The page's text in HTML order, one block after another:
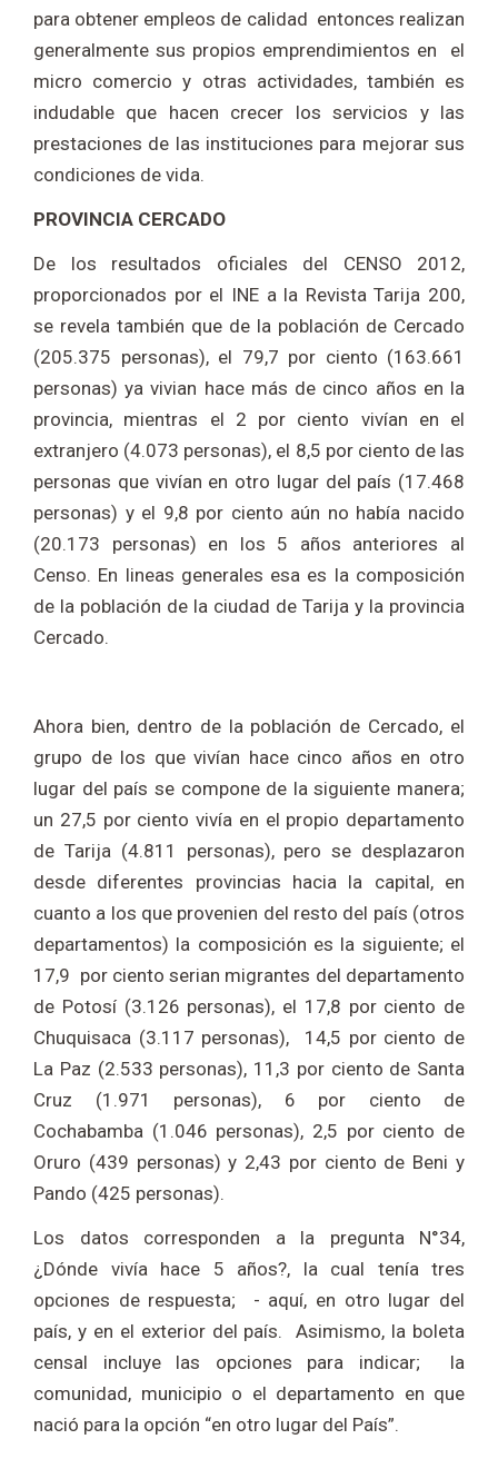
para obtener empleos de calidad entonces realizan
generalmente sus propios emprendimientos en el
micro comercio y otras actividades, también es
indudable que hacen crecer los servicios y las
prestaciones de las instituciones para mejorar sus
condiciones de vida.
PROVINCIA CERCADO
De los resultados oficiales del CENSO 2012,
proporcionados por el INE a la Revista Tarija 200,
se revela también que de la población de Cercado
(205.375 personas), el 79,7 por ciento (163.661
personas) ya vivian hace más de cinco años en la
provincia, mientras el 2 por ciento vivían en el
extranjero (4.073 personas), el 8,5 por ciento de las
personas que vivían en otro lugar del país (17.468
personas) y el 9,8 por ciento aún no había nacido
(20.173 personas) en los 5 años anteriores al
Censo. En lineas generales esa es la composición
de la población de la ciudad de Tarija y la provincia
Cercado.
Ahora bien, dentro de la población de Cercado, el
grupo de los que vivían hace cinco años en otro
lugar del país se compone de la siguiente manera;
un 27,5 por ciento vivía en el propio departamento
de Tarija (4.811 personas), pero se desplazaron
desde diferentes provincias hacia la capital, en
cuanto a los que provenien del resto del país (otros
departamentos) la composición es la siguiente; el
17,9 por ciento serian migrantes del departamento
de Potosí (3.126 personas), el 17,8 por ciento de
Chuquisaca (3.117 personas), 14,5 por ciento de
La Paz (2.533 personas), 11,3 por ciento de Santa
Cruz (1.971 personas), 6 por ciento de
Cochabamba (1.046 personas), 2,5 por ciento de
Oruro (439 personas) y 2,43 por ciento de Beni y
Pando (425 personas).
Los datos corresponden a la pregunta N°34,
¿Dónde vivía hace 5 años?, la cual tenía tres
opciones de respuesta; - aquí, en otro lugar del
país, y en el exterior del país. Asimismo, la boleta
censal incluye las opciones para indicar; la
comunidad, municipio o el departamento en que
nació para la opción “en otro lugar del País”.